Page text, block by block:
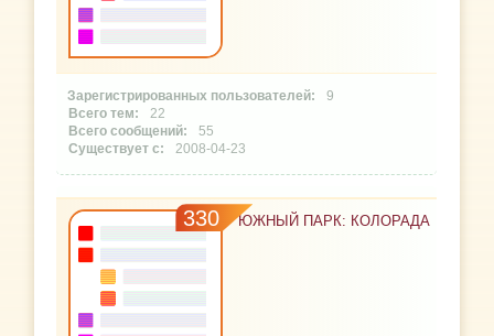
9
22
55
2008-04-23
330 ЮЖНЫЙ ПАРК: КОЛОРАДА